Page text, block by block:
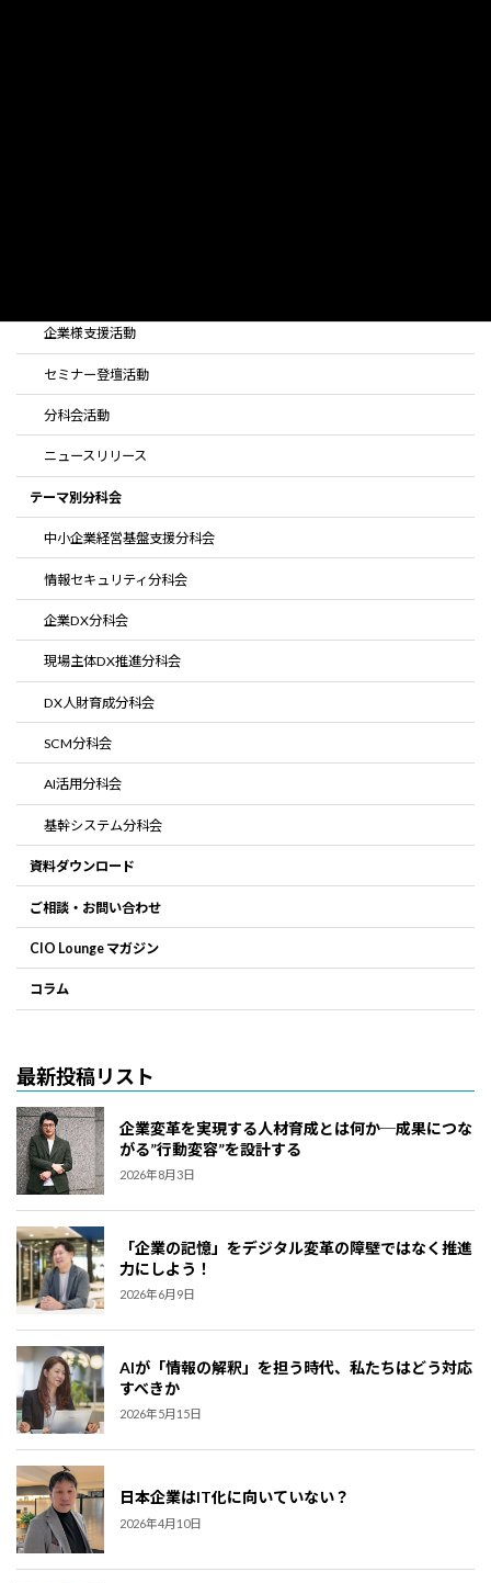
企業様支援活動
セミナー登壇活動
分科会活動
ニュースリリース
テーマ別分科会
中小企業経営基盤支援分科会
情報セキュリティ分科会
企業DX分科会
現場主体DX推進分科会
DX人財育成分科会
SCM分科会
AI活用分科会
基幹システム分科会
資料ダウンロード
ご相談・お問い合わせ
CIO Lounge マガジン
コラム
最新投稿リスト
企業変革を実現する人材育成とは何か─成果につな
がる”行動変容”を設計する
2026年8月3日
「企業の記憶」をデジタル変革の障壁ではなく推進
力にしよう！
2026年6月9日
AIが「情報の解釈」を担う時代、私たちはどう対応
すべきか
2026年5月15日
日本企業はIT化に向いていない？
2026年4月10日